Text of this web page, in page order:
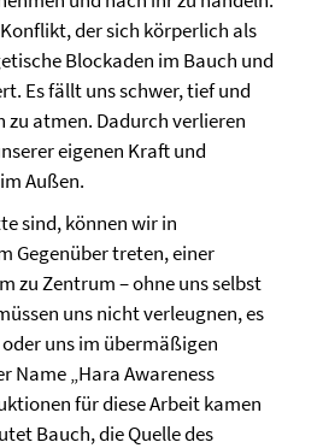
der sich körperlich als
Blockaden im Bauch und
Es fällt uns schwer, tief und
zu atmen. Dadurch verlieren
eigenen Kraft und
Außen.
sind, können wir in
Gegenüber treten, einer
zu Zentrum – ohne uns selbst
uns nicht verleugnen, es
uns im übermäßigen
Name „Hara Awareness
für diese Arbeit kamen
Bauch, die Quelle des